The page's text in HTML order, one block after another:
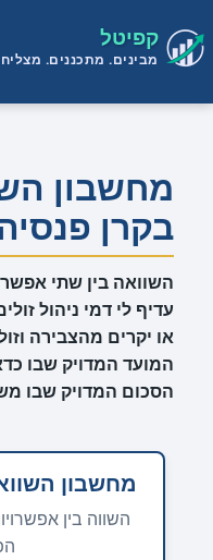
לתוכן קפיטל
מבינים. מתכננים.
מחשבון
בקרן
השוואה בין שתי
עדיף לי דמי ניהול
או יקרים מהצבירה
המועד המדויק שבו
הסכום המדויק שבו
מחשבון
השווה בין